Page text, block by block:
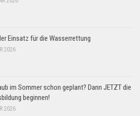
Einsatz für die Wasserrettung
2026
im Sommer schon geplant? Dann JETZT die
beginnen!
2026